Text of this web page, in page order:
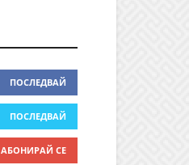
ПОСЛЕДВАЙ
ПОСЛЕДВАЙ
АБОНИРАЙ СЕ